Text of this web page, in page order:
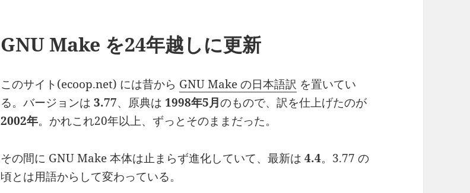
GNU Make を24年越しに更新
このサイト(ecoop.net) には昔から GNU Make の日本語訳 を置いてい
る。バージョンは3.77、原典は 1998年5月のもので、訳を仕上げたのが
2002年。かれこれ20年以上、ずっとそのままだった。
その間に GNU Make 本体は止まらず進化していて、最新は4.4。3.77 の
頃とは用語からして変わっている。